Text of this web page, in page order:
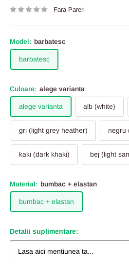
Fara Pareri
Model: barbatesc
barbatesc
Culoare: alege varianta
alege varianta alb (white)
gri (light grey heather) negru
kaki (dark khaki) bej (light
Material: bumbac + elastan
bumbac + elastan
Detalii suplimentare: